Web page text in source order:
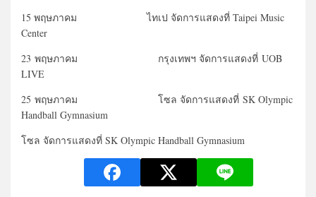
15 พฤษภาคม ไทเป จัดการแสดงที่ Taipei Music
Center
23 พฤษภาคม กรุงเทพฯ จัดการแสดงที่ UOB
LIVE
25 พฤษภาคม โซล จัดการแสดงที่ SK Olympic
Handball Gymnasium
โซล จัดการแสดงที่ SK Olympic Handball Gymnasium